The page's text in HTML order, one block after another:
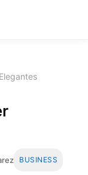
BUSINESS